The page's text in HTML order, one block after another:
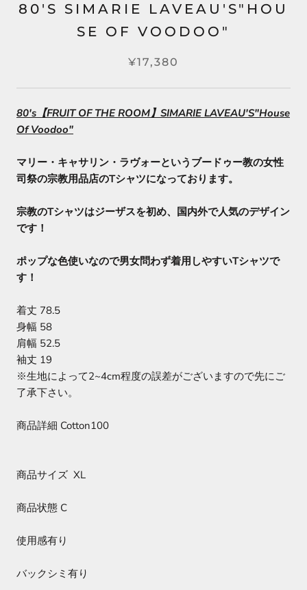
80'S SIMARIE LAVEAU'S"HOU
SE OF VOODOO"
¥17,380
80's【FRUIT OF THE ROOM】SIMARIE LAVEAU'S"House
Of Voodoo"
マリー・キャサリン・ラヴォーというブードゥー教の女性
司祭の宗教用品店のTシャツになっております。
宗教のTシャツはジーザスを初め、国内外で人気のデザイン
です！
ポップな色使いなので男女問わず着用しやすいTシャツで
す！
着丈 78.5
身幅 58
肩幅 52.5
袖丈 19
※生地によって2~4cm程度の誤差がございますので先にご
了承下さい。
商品詳細 Cotton100
商品サイズ XL
商品状態 C
使用感有り
バックシミ有り